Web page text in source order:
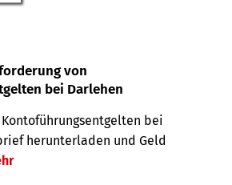
von
bei Darlehen
bei
herunterladen und Geld